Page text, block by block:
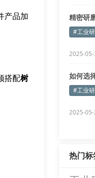
产品加
搭配树
精密研
#工业
2025-
如何选
#工业
2025-
热门标